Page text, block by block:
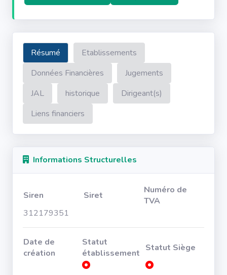
Résumé
Etablissements
Données Financières
Jugements
JAL
historique
Dirigeant(s)
Liens financiers
Informations Structurelles
Siren Siret
Numéro de
TVA
312179351
Date de
création
Statut
établissement Statut Siège